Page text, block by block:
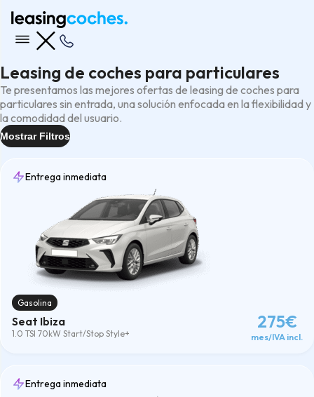
Leasing de coches para particulares
Te presentamos las mejores ofertas de leasing de coches para
particulares sin entrada, una solución enfocada en la flexibilidad y
la comodidad del usuario.
Mostrar Filtros
15 días(2)
7 días(5)
Inmediata(57)
Rápida(62)
Tipo
4x4(13)
7 Plazas(5)
ECO
Eléctricos(15)
Entrega inmediata
Gasolina
Seat Ibiza
1.0 TSI 70kW Start/Stop Style+
275€
mes/IVA incl.
Entrega inmediata